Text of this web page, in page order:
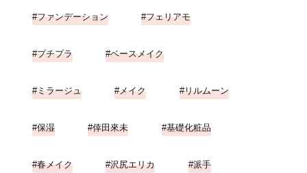
ファンデーション フェリアモ
プチプラ ベースメイク
ミラージュ メイク リルムーン
保湿 倖田來未 基礎化粧品
春メイク 沢尻エリカ 派手